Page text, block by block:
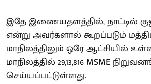
இதே இணையதளத்தில், நாட்டில்
என்று அவர்களால் கூறப்படும்
மாநிலத்திலும் ஒரே ஆட்சியில்
மாநிலத்தில் 29,13,816 MSME
செய்யப்பட்டுள்ளது.